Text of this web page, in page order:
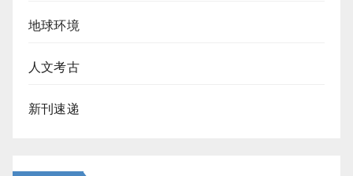
地球环境
人文考古
新刊速递